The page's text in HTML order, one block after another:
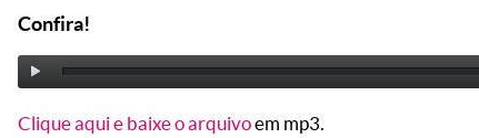
Confira!
Clique aqui e baixe o arquivoem mp3.